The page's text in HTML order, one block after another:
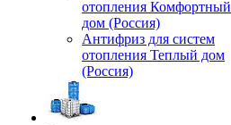
отопления Комфортный
дом (Россия)
Антифриз для систем
отопления Теплый дом
(Россия)